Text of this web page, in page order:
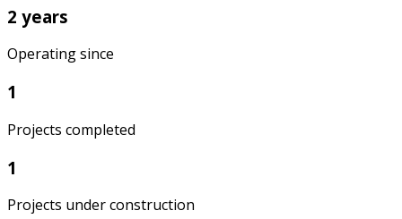
2 years
Operating since
1
Projects completed
1
Projects under construction